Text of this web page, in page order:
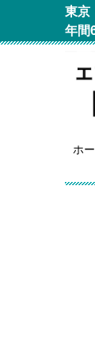
東京
年間
ホ